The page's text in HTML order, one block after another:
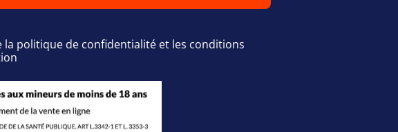
la politique de confidentialité et les conditions